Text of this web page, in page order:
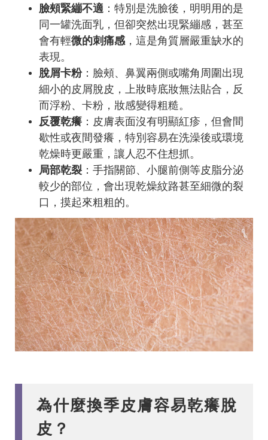
臉頰緊繃不適 ：特別是洗臉後，明明用的是
同一罐洗面乳，但卻突然出現緊繃感，甚至
會有輕微的刺痛感，這是角質層嚴重缺水的
表現。
脫屑卡粉：臉頰、鼻翼兩側或嘴角周圍出現
細小的皮屑脫皮，上妝時底妝無法貼合，反
而浮粉、卡粉，妝感變得粗糙。
反覆乾癢 ：皮膚表面沒有明顯紅疹，但會間
歇性或夜間發癢，特別容易在洗澡後或環境
乾燥時更嚴重，讓人忍不住想抓。
局部乾裂 ：手指關節、小腿前側等皮脂分泌
較少的部位，會出現乾燥紋路甚至細微的裂
口，摸起來粗粗的。
為什麼換季皮膚容易乾癢脫
皮？